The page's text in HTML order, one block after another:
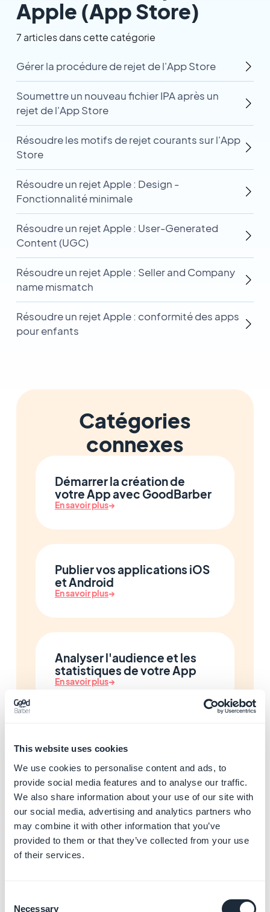
This website uses cookies
We use cookies to personalise content and ads, to
provide social media features and to analyse our traffic.
We also share information about your use of our site with
our social media, advertising and analytics partners who
may combine it with other information that you’ve
provided to them or that they’ve collected from your use
of their services.
Necessary
Apple (App Store)
7 articles dans cette catégorie
Gérer la procédure de rejet de l'App Store
Soumettre un nouveau fichier IPA après un
rejet de l'App Store
Résoudre les motifs de rejet courants sur l'App
Store
Résoudre un rejet Apple : Design -
Fonctionnalité minimale
Résoudre un rejet Apple : User-Generated
Content (UGC)
Résoudre un rejet Apple : Seller and Company
name mismatch
Résoudre un rejet Apple : conformité des apps
pour enfants
Catégories
connexes
Démarrer la création de
votre App avec GoodBarber
En savoir plus→
Publier vos applications iOS
et Android
En savoir plus→
Analyser l'audience et les
statistiques de votre App
En savoir plus→
Gérer votre commerce local
fidélité
En savoir plus→
Enrichir votre App avec l'IA
et les automatisations